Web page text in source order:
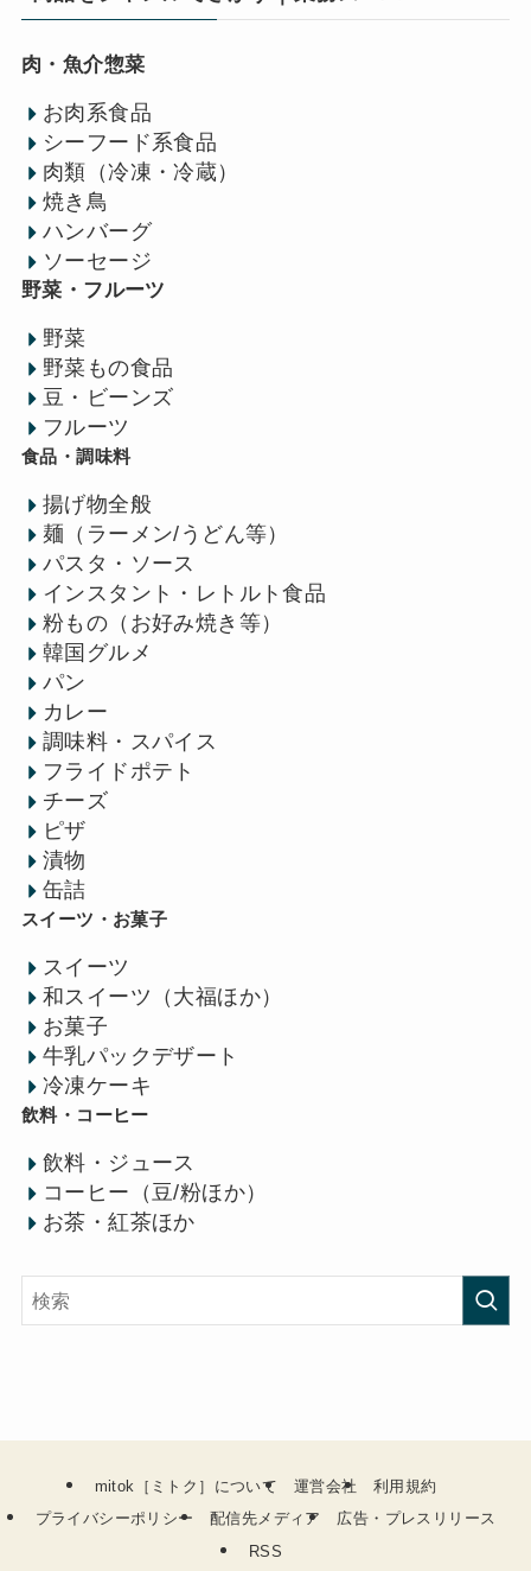
肉・魚介惣菜
お肉系食品
シーフード系食品
肉類（冷凍・冷蔵）
焼き鳥
ハンバーグ
ソーセージ
野菜・フルーツ
野菜
野菜もの食品
豆・ビーンズ
フルーツ
食品・調味料
揚げ物全般
麺（ラーメン/うどん等）
パスタ・ソース
インスタント・レトルト食品
粉もの（お好み焼き等）
韓国グルメ
パン
カレー
調味料・スパイス
フライドポテト
チーズ
ピザ
漬物
缶詰
スイーツ・お菓子
スイーツ
和スイーツ（大福ほか）
お菓子
牛乳パックデザート
冷凍ケーキ
飲料・コーヒー
飲料・ジュース
コーヒー（豆/粉ほか）
お茶・紅茶ほか
mitok［ミトク］について 運営会社
利用規約
プライバシーポリシー
配信先メディア
広告・プレスリリース
RSS